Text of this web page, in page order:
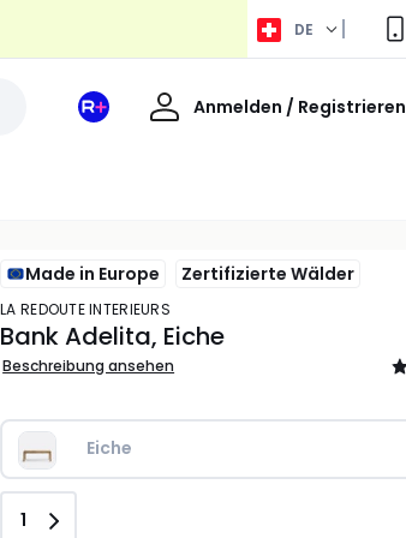
DE
Ihr
Anmelden / Registrieren
Willkommen
Made in Europe Zertifizierte Wälder
LA REDOUTE INTERIEURS
Bank Adelita, Eiche
Beschreibung ansehen
Eiche
Anzahl
1